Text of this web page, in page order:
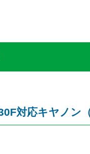
対応キヤノン